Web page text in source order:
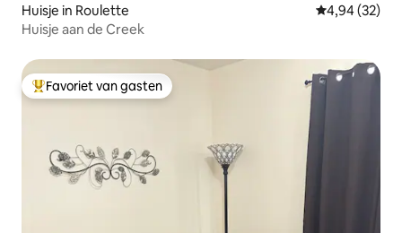
Huisje in Roulette Gemiddelde
4,94 (32)
Huisje aan de Creek
Topfavoriet van gasten
Favoriet van gasten